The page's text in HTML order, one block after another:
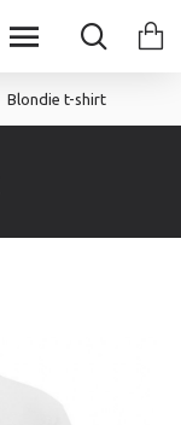
Blondie t-shirt